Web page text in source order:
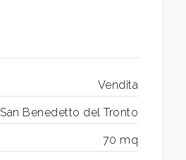
Vendita
San Benedetto del Tronto
70 mq